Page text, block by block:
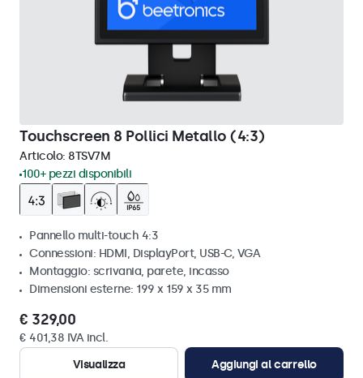
Touchscreen 8 Pollici Metallo (4:3)
Articolo: 8TSV7M
100+ pezzi disponibili
Pannello multi-touch 4:3
Connessioni: HDMI, DisplayPort, USB-C, VGA
Montaggio: scrivania, parete, incasso
Dimensioni esterne: 199 x 159 x 35 mm
€ 329,00
€ 401,38 IVA incl.
Visualizza
Aggiungi al carrello